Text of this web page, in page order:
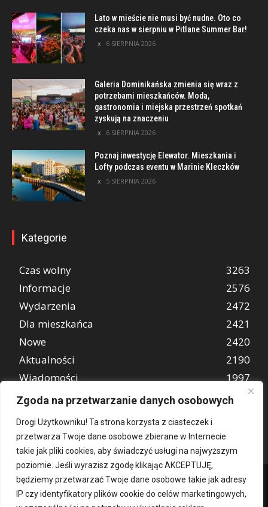
Zgoda na przetwarzanie danych osobowych
Drogi Użytkowniku! Ta strona korzysta z ciasteczek i
przetwarza Twoje dane osobowe zbierane w Internecie:
takie jak pliki cookies, aby świadczyć usługi na najwyższym
poziomie. Jeśli wyrazisz zgodę klikając AKCEPTUJĘ,
będziemy przetwarzać Twoje dane osobowe takie jak adresy
IP czy identyfikatory plików cookie do celów marketingowych,
Lato w mieście nie musi być nudne. Oto co
czeka nas w sierpniu w Pitlane Summer Bar!
6 SIERPNIA 2026
Galeria Dominikańska zmienia się wraz z
potrzebami mieszkańców. Moda,
gastronomia i miejska przestrzeń spotkań
zyskują na znaczeniu
6 SIERPNIA 2026
Poznaj inwestycję Elewator. Mieszkania i
Lofty podczas eventu w Marinie Kleczków
5 SIERPNIA 2026
Kategorie
Czas wolny
3263
Informacje
2576
Wydarzenia
2472
Dla mieszkańca
2421
Nowe
2420
Aktualności
2190
Wiadomości
1997
REKLAMA
849